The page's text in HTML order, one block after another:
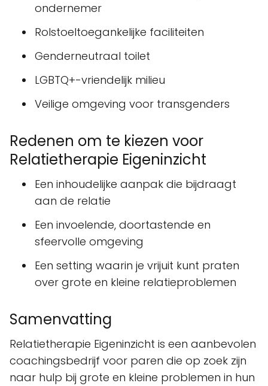
ondernemer
Rolstoeltoegankelijke faciliteiten
Genderneutraal toilet
LGBTQ+-vriendelijk milieu
Veilige omgeving voor transgenders
Redenen om te kiezen voor
Relatietherapie Eigeninzicht
Een inhoudelijke aanpak die bijdraagt
aan de relatie
Een invoelende, doortastende en
sfeervolle omgeving
Een setting waarin je vrijuit kunt praten
over grote en kleine relatieproblemen
Samenvatting
Relatietherapie Eigeninzicht is een aanbevolen
coachingsbedrijf voor paren die op zoek zijn
naar hulp bij grote en kleine problemen in hun